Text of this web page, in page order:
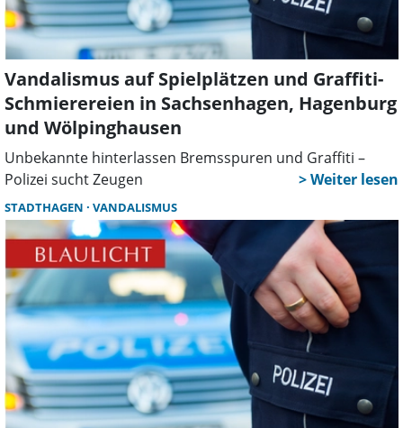
Vandalismus auf Spielplätzen und Graffiti-
Schmierereien in Sachsenhagen, Hagenburg
und Wölpinghausen
Unbekannte hinterlassen Bremsspuren und Graffiti –
Polizei sucht Zeugen
STADTHAGEN VANDALISMUS